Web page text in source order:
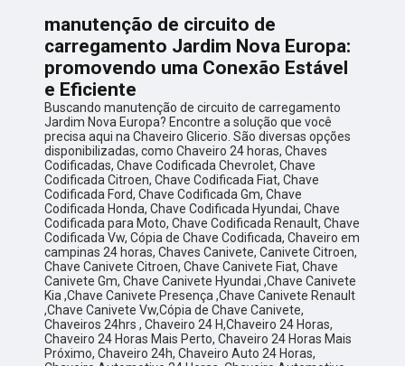
manutenção de circuito de
carregamento Jardim Nova Europa:
promovendo uma Conexão Estável
e Eficiente
Buscando manutenção de circuito de carregamento
Jardim Nova Europa? Encontre a solução que você
precisa aqui na Chaveiro Glicerio. São diversas opções
disponibilizadas, como Chaveiro 24 horas, Chaves
Codificadas, Chave Codificada Chevrolet, Chave
Codificada Citroen, Chave Codificada Fiat, Chave
Codificada Ford, Chave Codificada Gm, Chave
Codificada Honda, Chave Codificada Hyundai, Chave
Codificada para Moto, Chave Codificada Renault, Chave
Codificada Vw, Cópia de Chave Codificada, Chaveiro em
campinas 24 horas, Chaves Canivete, Canivete Citroen,
Chave Canivete Citroen, Chave Canivete Fiat, Chave
Canivete Gm, Chave Canivete Hyundai ,Chave Canivete
Kia ,Chave Canivete Presença ,Chave Canivete Renault
,Chave Canivete Vw,Cópia de Chave Canivete,
Chaveiros 24hrs , Chaveiro 24 H,Chaveiro 24 Horas,
Chaveiro 24 Horas Mais Perto, Chaveiro 24 Horas Mais
Próximo, Chaveiro 24h, Chaveiro Auto 24 Horas,